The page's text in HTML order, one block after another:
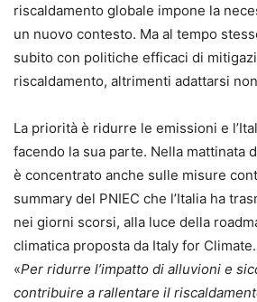
riscaldamento globale impone la
un nuovo contesto. Ma al tempo
subito con politiche efficaci di
riscaldamento, altrimenti adattarsi
La priorità è ridurre le emissioni e
facendo la sua parte. Nella mattinata
è concentrato anche sulle misure
summary del PNIEC che l’Italia ha
nei giorni scorsi, alla luce della
climatica proposta da Italy for Climate.
«Per ridurre l’impatto di alluvioni e
contribuire a rallentare il